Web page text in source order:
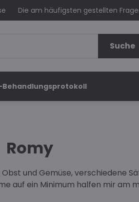
Die am häufigsten gestellten
Suche
Romy
und Gemüse, verschiedene
auf ein Minimum halfen mir am